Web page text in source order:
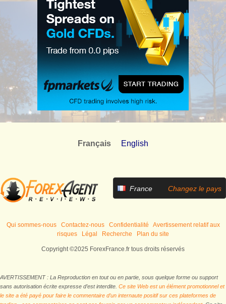
Français English
France Changez le pays
Qui sommes-nous Contactez-nous Confidentialité
Avertissement relatif aux
risques
Légal Recherche Plan du site
Copyright ©2025 ForexFrance.fr tous droits réservés
AVERTISSEMENT : La Reproduction en tout ou en partie, sous quelque forme ou support
sans autorisation écrite expresse d’est interdite. Ce site Web est un élément promotionnel et
le site a été payé pour faire le commentaire d’un internaute positif sur ces plateformes de